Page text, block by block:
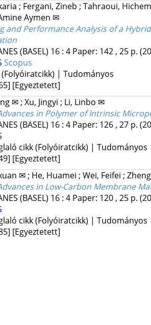
; Fergani, Zineb ; Tahraoui,
Aymen ✉
and Performance Analysis of a
(BASEL) 16: 4 Paper: 142 , 25 p.
Scopus
(Folyóiratcikk) | Tudományos
[Egyeztetett]
✉; Xu, Jingyi ; Li, Linbo ✉
in Polymer of Intrinsic
(BASEL) 16: 4 Paper: 126 , 27 p.
cikk (Folyóiratcikk) | Tudományos
[Egyeztetett]
✉; He, Huamei ; Wei, Feifei ;
in Low-Carbon Membrane
(BASEL) 16: 4 Paper: 120 , 25 p.
cikk (Folyóiratcikk) | Tudományos
[Egyeztetett]